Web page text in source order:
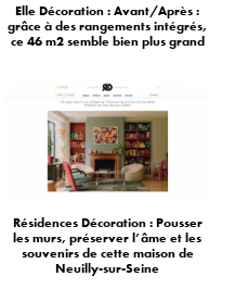
Elle Décoration : Avant/Après :
grâce à des rangements intégrés,
ce 46 m2 semble bien plus grand
Résidences Décoration : Pousser
les murs, préserver l’âme et les
souvenirs de cette maison de
Neuilly-sur-Seine